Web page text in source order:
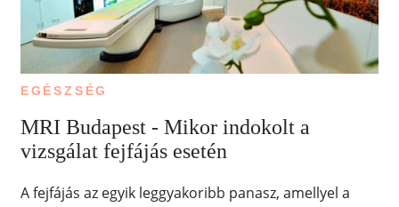
EGÉSZSÉG
MRI Budapest - Mikor indokolt a
vizsgálat fejfájás esetén
A fejfájás az egyik leggyakoribb panasz, amellyel a